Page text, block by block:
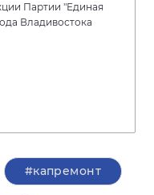
Партии "Единая
Владивостока
#капремонт